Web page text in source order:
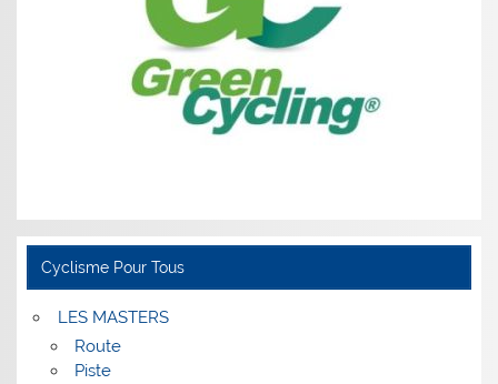
Cyclisme Pour Tous
LES MASTERS
Route
Piste